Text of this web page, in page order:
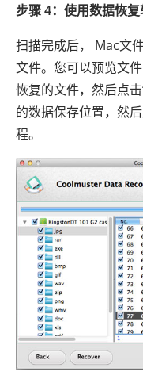
步骤 4：使用数据恢
扫描完成后， Mac文
文件。您可以预览文
恢复的文件，然后点
的数据保存位置，然
程。